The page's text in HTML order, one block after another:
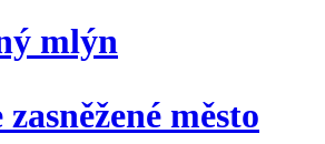
mlýn
město